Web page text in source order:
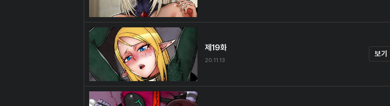
제19화
20.11.13
보기